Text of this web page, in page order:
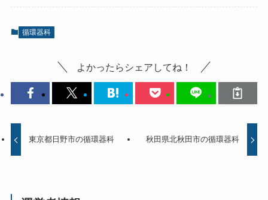
循環器科
よかったらシェアしてね！
東京都日野市の循環器科 秋田県北秋田市の循環器科